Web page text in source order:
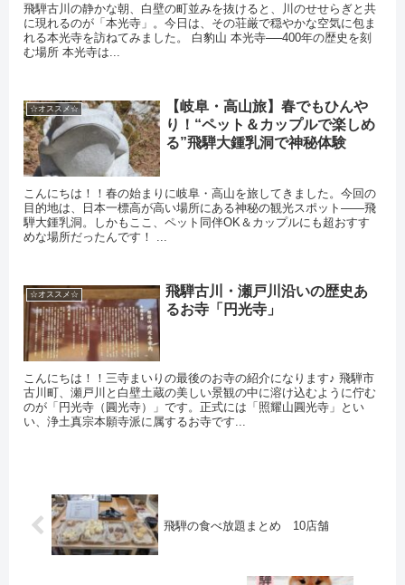
飛騨古川の静かな朝、白壁の町並みを抜けると、川のせせらぎと共
に現れるのが「本光寺」。今日は、その荘厳で穏やかな空気に包ま
れる本光寺を訪ねてみました。 白豹山 本光寺──400年の歴史を刻
む場所 本光寺は...
☆オススメ☆
【岐阜・高山旅】春でもひんや
り！“ペット＆カップルで楽しめ
る”飛騨大鍾乳洞で神秘体験
こんにちは！！春の始まりに岐阜・高山を旅してきました。今回の
目的地は、日本一標高が高い場所にある神秘の観光スポット――飛
騨大鍾乳洞。しかもここ、ペット同伴OK＆カップルにも超おすす
めな場所だったんです！ ...
☆オススメ☆
飛騨古川・瀬戸川沿いの歴史あ
るお寺「円光寺」
こんにちは！！三寺まいりの最後のお寺の紹介になります♪ 飛騨市
古川町、瀬戸川と白壁土蔵の美しい景観の中に溶け込むように佇む
のが「円光寺（圓光寺）」です。正式には「照耀山圓光寺」とい
い、浄土真宗本願寺派に属するお寺です...
飛騨の食べ放題まとめ 10店舗